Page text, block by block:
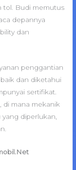
tol. Budi memutus
depannya
dan
penggantian
dan diketahui
sertifikat.
di mana mekanik
diperlukan,